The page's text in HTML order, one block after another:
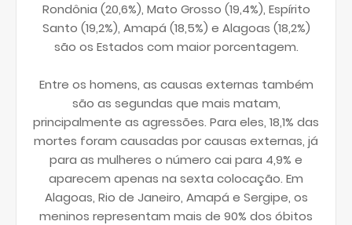
Rondônia (20,6%), Mato Grosso (19,4%), Espírito
Santo (19,2%), Amapá (18,5%) e Alagoas (18,2%)
são os Estados com maior porcentagem.
Entre os homens, as causas externas também
são as segundas que mais matam,
principalmente as agressões. Para eles, 18,1% das
mortes foram causadas por causas externas, já
para as mulheres o número cai para 4,9% e
aparecem apenas na sexta colocação. Em
Alagoas, Rio de Janeiro, Amapá e Sergipe, os
meninos representam mais de 90% dos óbitos